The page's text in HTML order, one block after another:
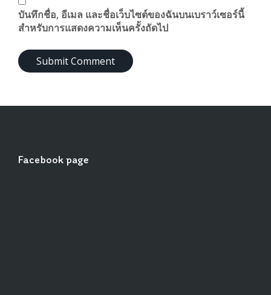
บันทึกชื่อ, อีเมล และชื่อเว็บไซต์ของฉันบนเบราว์เซอร์นี้
สำหรับการแสดงความเห็นครั้งถัดไป
Facebook page